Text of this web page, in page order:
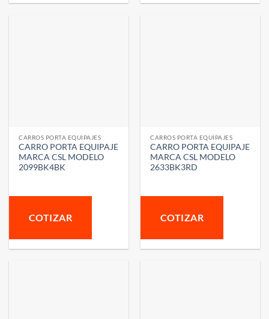
CARROS PORTA EQUIPAJES
CARRO PORTA EQUIPAJE
MARCA CSL MODELO
2099BK4BK
COTIZAR
CARROS PORTA EQUIPAJES
CARRO PORTA EQUIPAJE
MARCA CSL MODELO
2633BK3RD
COTIZAR